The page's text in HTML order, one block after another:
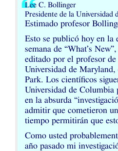
Lee C. Bollinger
Presidente de la Universidad
Estimado profesor
Esto se publicó hoy en la
semana de “What’s
editado por el profesor
Universidad de
Park. Los científicos
Universidad de Columbia
en la absurda
admitir que cometieron
tiempo permitirán que
Como usted
año pasado mi